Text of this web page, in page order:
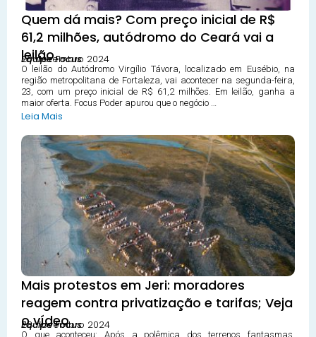
Quem dá mais? Com preço inicial de R$
61,2 milhões, autódromo do Ceará vai a
leilão
20 dezembro 2024
Equipe Focus
O leilão do Autódromo Virgílio Távora, localizado em Eusébio, na
região metropolitana de Fortaleza, vai acontecer na segunda-feira,
23, com um preço inicial de R$ 61,2 milhões. Em leilão, ganha a
maior oferta. Focus Poder apurou que o negócio …
Leia Mais
Mais protestos em Jeri: moradores
reagem contra privatização e tarifas; Veja
o vídeo
28 novembro 2024
Equipe Focus
O que aconteceu: Após a polêmica dos terrenos fantasmas,